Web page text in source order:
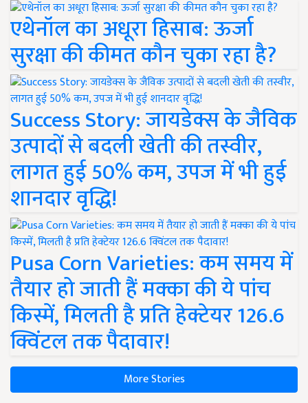
एथेनॉल का अधूरा हिसाब: ऊर्जा
सुरक्षा की कीमत कौन चुका रहा है?
Success Story: जायडेक्स के जैविक
उत्पादों से बदली खेती की तस्वीर,
लागत हुई 50% कम, उपज में भी हुई
शानदार वृद्धि!
Pusa Corn Varieties: कम समय में
तैयार हो जाती हैं मक्का की ये पांच
किस्में, मिलती है प्रति हेक्टेयर 126.6
क्विंटल तक पैदावार!
More Stories